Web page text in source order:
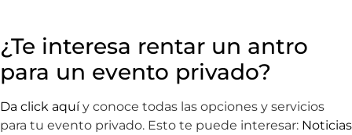
¿Te interesa rentar un antro
para un evento privado?
Da click aquíy conoce todas las opciones y servicios
para tu evento privado. Esto te puede interesar: Noticias